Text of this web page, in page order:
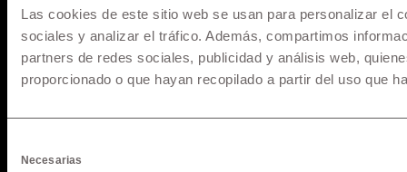
Las cookies de este sitio web se usan para personalizar el
sociales y analizar el tráfico. Además, compartimos
partners de redes sociales, publicidad y análisis web,
proporcionado o que hayan recopilado a partir del uso que
deNecesarias